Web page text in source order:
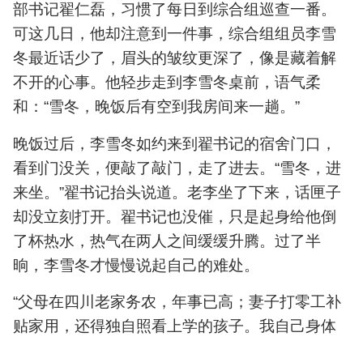
部书记翟仁磊，习惯了每日到综合组巡查一番。
可这几日，他却注意到一件事，综合组组员李雪
冬最近话少了，眉头的皱纹更深了，像是藏着解
不开的心事。他轻步走到李雪冬桌前，语气柔
和：“雪冬，晚饭后有空到我房间来一趟。”
晚饭过后，李雪冬如约来到翟书记的宿舍门口，
看到门没关，便敲了敲门，走了进去。“雪冬，进
来坐。”翟书记抬头说道。老李坐了下来，话匣子
却没立刻打开。翟书记也没催，只是起身给他倒
了杯热水，热气在两人之间缓缓升腾。过了半
晌，李雪冬才慢慢说起自己的难处。
“父母在四川老家务农，年事已高；妻子打零工补
贴家用，还得独自照看上学的孩子。我自己身体